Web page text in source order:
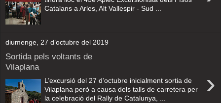
Catalans a Arles, Alt Vallespir - Sud ...
diumenge, 27 d’octubre del 2019
Sortida pels voltants de
Vilaplana
›
L’excursió del 27 d’octubre inicialment sortia de
Vilaplana però a causa dels talls de carretera per
la celebració del Rally de Catalunya, ...